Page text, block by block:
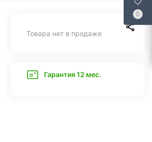
0
Товара нет в продаже
Гарантия 12 мес.